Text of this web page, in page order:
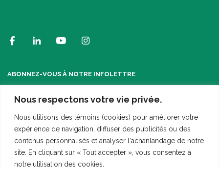
Nous respectons votre vie privée.
Nous utilisons des témoins (cookies) pour améliorer votre
expérience de navigation, diffuser des publicités ou des
contenus personnalisés et analyser l'achanlandage de notre
site. En cliquant sur « Tout accepter », vous consentez à
notre utilisation des cookies.
ABONNEZ-VOUS À NOTRE INFOLETTRE